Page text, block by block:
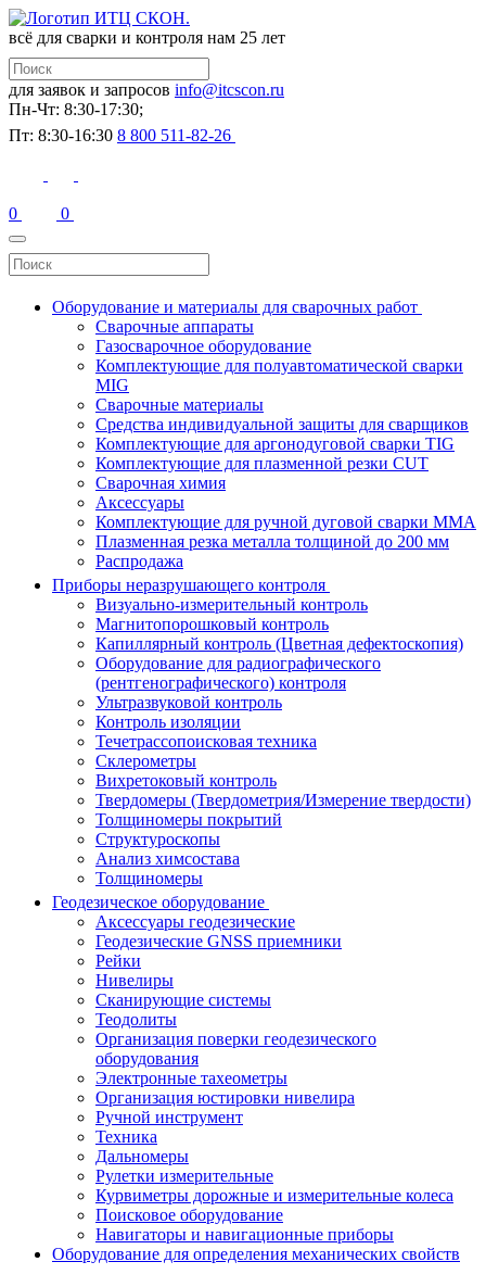
всё для сварки и контроля нам 25 лет
для заявок и запросов info@itcscon.ru
Пн-Чт: 8:30-17:30;
Пт: 8:30-16:30 8 800 511-82-26
0 0
Оборудование и материалы для сварочных работ
Сварочные аппараты
Газосварочное оборудование
Комплектующие для полуавтоматической сварки
MIG
Сварочные материалы
Средства индивидуальной защиты для сварщиков
Комплектующие для аргонодуговой сварки TIG
Комплектующие для плазменной резки CUT
Сварочная химия
Аксессуары
Комплектующие для ручной дуговой сварки MMA
Плазменная резка металла толщиной до 200 мм
Распродажа
Приборы неразрушающего контроля
Визуально-измерительный контроль
Магнитопорошковый контроль
Капиллярный контроль (Цветная дефектоскопия)
Оборудование для радиографического
(рентгенографического) контроля
Ультразвуковой контроль
Контроль изоляции
Течетрассопоисковая техника
Склерометры
Вихретоковый контроль
Твердомеры (Твердометрия/Измерение твердости)
Толщиномеры покрытий
Структуроскопы
Анализ химсостава
Толщиномеры
Геодезическое оборудование
Аксессуары геодезические
Геодезические GNSS приемники
Рейки
Нивелиры
Сканирующие системы
Теодолиты
Организация поверки геодезического
оборудования
Электронные тахеометры
Организация юстировки нивелира
Ручной инструмент
Техника
Дальномеры
Рулетки измерительные
Курвиметры дорожные и измерительные колеса
Поисковое оборудование
Навигаторы и навигационные приборы
Оборудование для определения механических свойств